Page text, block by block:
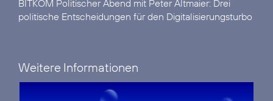
BITKOM Politischer Abend mit Peter Altmaier: Drei
politische Entscheidungen für den Digitalisierungsturbo
Weitere Informationen